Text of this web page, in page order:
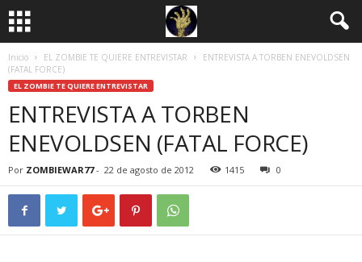
Inicio EL ZOMBIE TE QUIERE ENTREVISTAR
ENTREVISTA A TORBEN ENEVOLDSEN
(FATAL FORCE)
EL ZOMBIE TE QUIERE ENTREVISTAR
ENTREVISTA A TORBEN
ENEVOLDSEN (FATAL FORCE)
Por ZOMBIEWAR77- 22 de agosto de 2012 1415 0